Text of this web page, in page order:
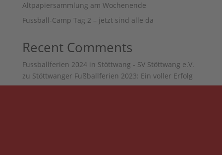
Altpapiersammlung am Wochenende
Fussball-Camp Tag 2 – jetzt sind alle da
Recent Comments
Fussballferien 2024 in Stöttwang - SV Stöttwang e.V.
zu Stöttwanger Fußballferien 2023: Ein voller Erfolg